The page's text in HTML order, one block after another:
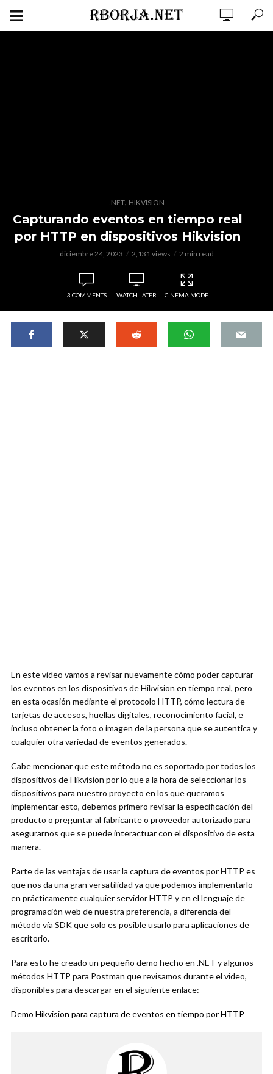
.NET, HIKVISION
Capturando eventos en tiempo real
por HTTP en dispositivos Hikvision
diciembre 24, 2023 2,131 views 2 min read
3 COMMENTS WATCH LATER CINEMA MODE
En este video vamos a revisar nuevamente cómo poder capturar
los eventos en los dispositivos de Hikvision en tiempo real, pero
en esta ocasión mediante el protocolo HTTP, cómo lectura de
tarjetas de accesos, huellas digitales, reconocimiento facial, e
incluso obtener la foto o imagen de la persona que se autentica y
cualquier otra variedad de eventos generados.
Cabe mencionar que este método no es soportado por todos los
dispositivos de Hikvision por lo que a la hora de seleccionar los
dispositivos para nuestro proyecto en los que queramos
implementar esto, debemos primero revisar la especificación del
producto o preguntar al fabricante o proveedor autorizado para
asegurarnos que se puede interactuar con el dispositivo de esta
manera.
Parte de las ventajas de usar la captura de eventos por HTTP es
que nos da una gran versatilidad ya que podemos implementarlo
en prácticamente cualquier servidor HTTP y en el lenguaje de
programación web de nuestra preferencia, a diferencia del
método vía SDK que solo es posible usarlo para aplicaciones de
escritorio.
Para esto he creado un pequeño demo hecho en .NET y algunos
métodos HTTP para Postman que revisamos durante el video,
disponibles para descargar en el siguiente enlace:
Demo Hikvision para captura de eventos en tiempo por HTTP